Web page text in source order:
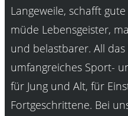
Langeweile, schafft
müde Lebensgeister,
und belastbarer. All
umfangreiches Sport-
für Jung und Alt, für
Fortgeschrittene. Bei